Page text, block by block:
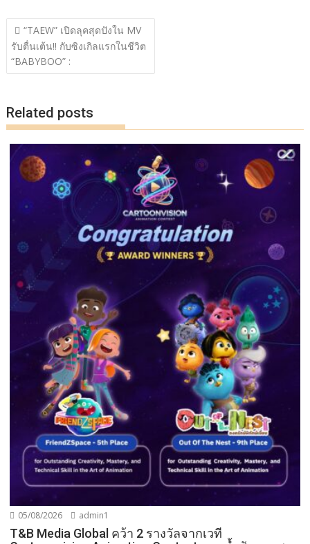
ac
e
b
o
k
w
itt
er
n
e
o
p
y
Li
k
h
e
แนะแนว
เรื่อง
“TAEW” เปิดลุคสุดปังใน MV
รับตื่นเต้น!! กับซิงเกิลแรกในชีวิต
“BABYBOO” :
Related posts
05/08/2026 admin1
T&B Media Global คว้า 2 รางวัลจากเวที